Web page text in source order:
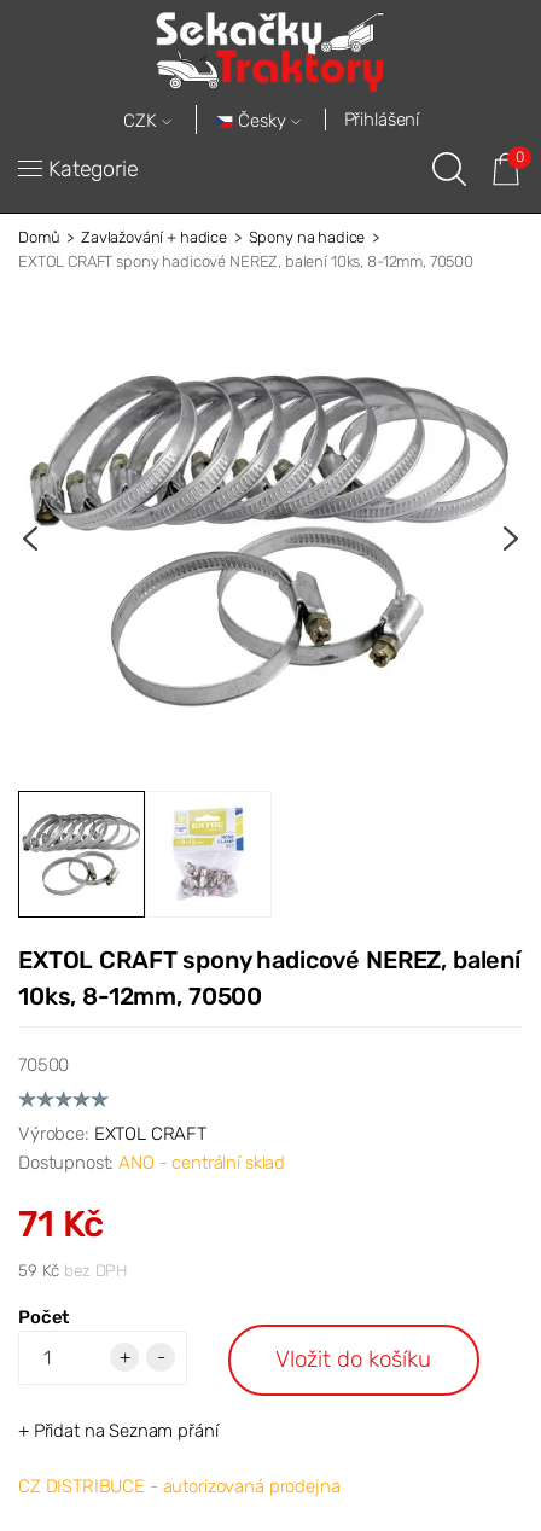
CZK Česky Přihlášení
Kategorie 0
Domů Zavlažování + hadice
Spony na hadice
EXTOL CRAFT spony hadicové NEREZ, balení 10ks, 8-12mm, 70500
EXTOL CRAFT spony hadicové NEREZ, balení
10ks, 8-12mm, 70500
70500
Výrobce: EXTOL CRAFT
Dostupnost:ANO - centrální sklad
71 Kč
59 Kč bez DPH
Počet
+
- Vložit do košíku
+ Přidat na Seznam přání
CZ DISTRIBUCE - autorizovaná prodejna